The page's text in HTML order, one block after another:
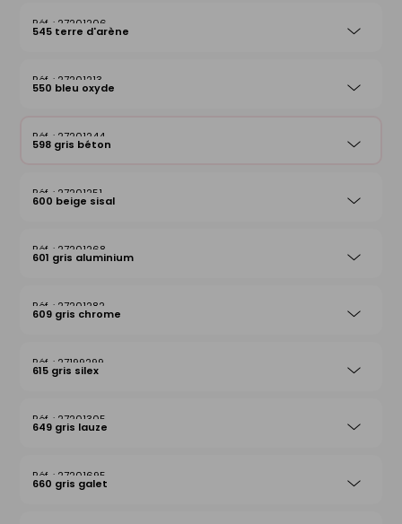
27201206
545 terre d'arène
27201213
550 bleu oxyde
27201244
598 gris béton
27201251
600 beige sisal
27201268
601 gris aluminium
27201282
609 gris chrome
27199299
615 gris silex
27201305
649 gris lauze
27201695
660 gris galet